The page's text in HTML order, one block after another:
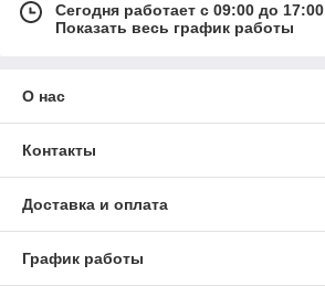
Сегодня работает с 09:00 до 17:00
Показать весь график работы
О нас
Контакты
Доставка и оплата
График работы